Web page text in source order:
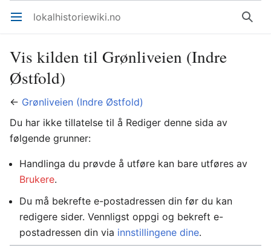
Åpne hovedmenyen lokalhistoriewiki.no Søk
Vis kilden til Grønliveien (Indre
Østfold)
← Grønliveien (Indre Østfold)
Du har ikke tillatelse til å Rediger denne sida av
følgende grunner:
Handlinga du prøvde å utføre kan bare utføres av
Brukere.
Du må bekrefte e-postadressen din før du kan
redigere sider. Vennligst oppgi og bekreft e-
postadressen din via innstillingene dine.